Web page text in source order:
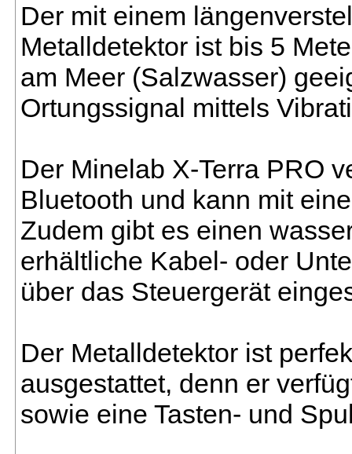
Der mit einem
Metalldetektor ist bis 5
am Meer (Salzwasser)
Ortungssignal mittels
Der Minelab X-Terra PRO
Bluetooth und kann mit
Zudem gibt es einen
erhältliche Kabel- oder
über das Steuergerät
Der Metalldetektor ist
ausgestattet, denn er
sowie eine Tasten- und